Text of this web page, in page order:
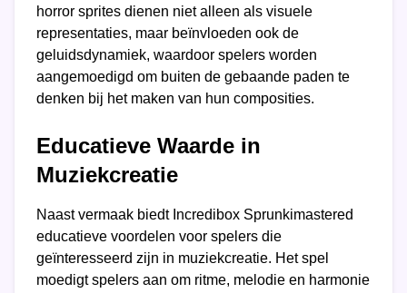
horror sprites dienen niet alleen als visuele
representaties, maar beïnvloeden ook de
geluidsdynamiek, waardoor spelers worden
aangemoedigd om buiten de gebaande paden te
denken bij het maken van hun composities.
Educatieve Waarde in
Muziekcreatie
Naast vermaak biedt Incredibox Sprunkimastered
educatieve voordelen voor spelers die
geïnteresseerd zijn in muziekcreatie. Het spel
moedigt spelers aan om ritme, melodie en harmonie